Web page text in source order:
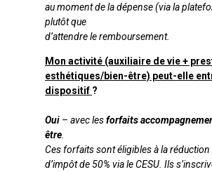
au moment de la dépense (via la
plutôt que
d’attendre le remboursement.
Mon activité (auxiliaire de vie +
esthétiques/bien-être) peut-elle
dispositif ?
Oui – avec lesforfaits
être.
Ces forfaits sont éligibles à la réduction
d’impôt de 50% via le CESU. Ils